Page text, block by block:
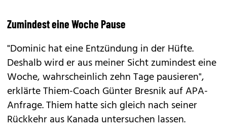
Zumindest eine Woche Pause
"Dominic hat eine Entzündung in der Hüfte.
Deshalb wird er aus meiner Sicht zumindest eine
Woche, wahrscheinlich zehn Tage pausieren",
erklärte Thiem-Coach Günter Bresnik auf APA-
Anfrage. Thiem hatte sich gleich nach seiner
Rückkehr aus Kanada untersuchen lassen.